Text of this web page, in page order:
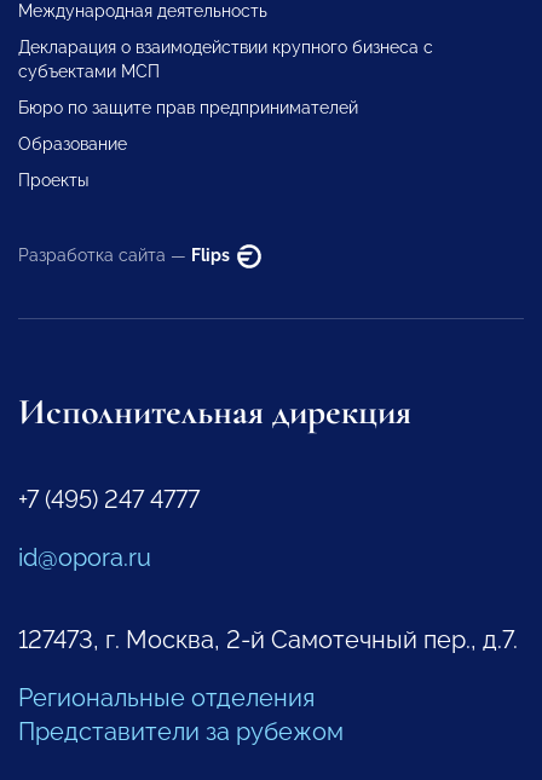
Международная деятельность
Декларация о взаимодействии крупного бизнеса с
субъектами МСП
Бюро по защите прав предпринимателей
Образование
Проекты
Разработка сайта — Flips
Исполнительная дирекция
+7 (495) 247 4777
id@opora.ru
127473, г. Москва, 2-й Самотечный пер., д.7.
Региональные отделения
Представители за рубежом